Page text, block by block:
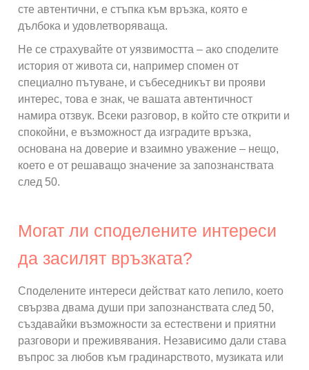
сте автентични, е стъпка към връзка, която е
дълбока и удовлетворяваща.
Не се страхувайте от уязвимостта – ако споделите
история от живота си, например спомен от
специално пътуване, и събеседникът ви прояви
интерес, това е знак, че вашата автентичност
намира отзвук. Всеки разговор, в който сте открити и
спокойни, е възможност да изградите връзка,
основана на доверие и взаимно уважение – нещо,
което е от решаващо значение за запознанствата
след 50.
Могат ли споделените интереси
да засилят връзката?
Споделените интереси действат като лепило, което
свързва двама души при запознанствата след 50,
създавайки възможности за естествени и приятни
разговори и преживявания. Независимо дали става
въпрос за любов към градинарството, музиката или